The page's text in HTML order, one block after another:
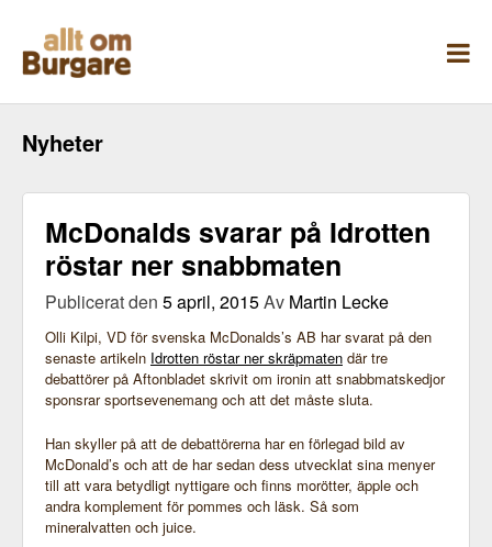
innehåll
Nyheter
McDonalds svarar på Idrotten
röstar ner snabbmaten
Publicerat den 5 april, 2015Av Martin Lecke
Olli Kilpi, VD för svenska McDonalds’s AB har svarat på den
senaste artikeln Idrotten röstar ner skräpmaten där tre
debattörer på Aftonbladet skrivit om ironin att snabbmatskedjor
sponsrar sportsevenemang och att det måste sluta.
Han skyller på att de debattörerna har en förlegad bild av
McDonald’s och att de har sedan dess utvecklat sina menyer
till att vara betydligt nyttigare och finns morötter, äpple och
andra komplement för pommes och läsk. Så som
mineralvatten och juice.